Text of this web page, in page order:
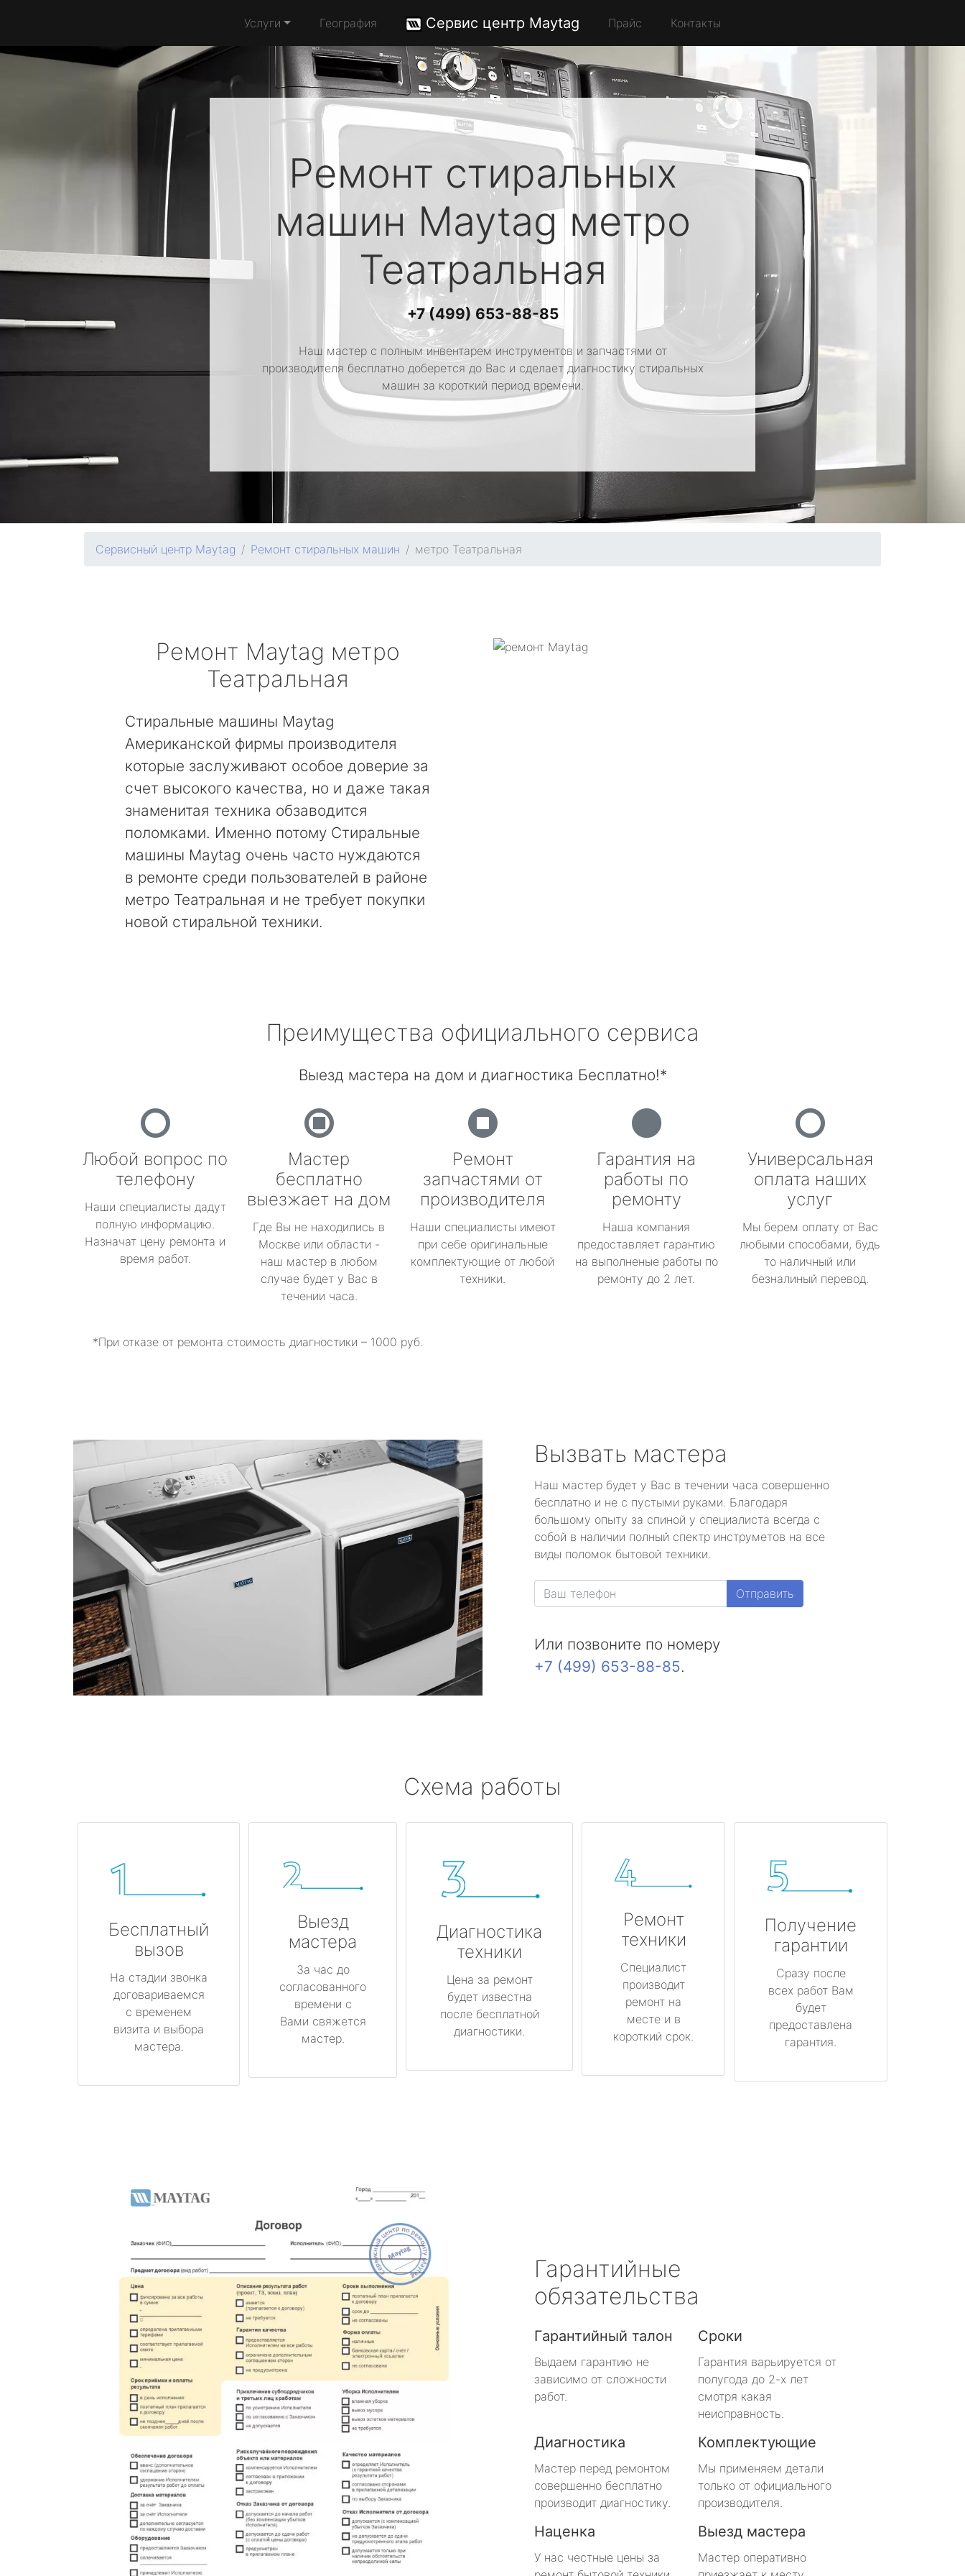
Услуги География Сервис центр Maytag Прайс Контакты
Ремонт стиральных
машин Maytagметро
Театральная
+7 (499) 653-88-85
Наш мастер с полным инвентарем инструментов и запчастями от
производителя бесплатно доберется до Вас и сделает диагностику стиральных
машин за короткий период времени.
Сервисный центр Maytag Ремонт стиральных машин метро Театральная
Ремонт Maytag метро
Театральная
Стиральные машины Maytag
Американской фирмы производителя
которые заслуживают особое доверие за
счет высокого качества, но и даже такая
знаменитая техника обзаводится
поломками. Именно потому Стиральные
машины Maytag очень часто нуждаются
в ремонте среди пользователей в районе
метро Театральная и не требует покупки
новой стиральной техники.
Преимущества официального сервиса
Выезд мастера на дом и диагностика Бесплатно!*
Любой вопрос по
телефону
Наши специалисты дадут
полную информацию.
Назначат цену ремонта и
время работ.
Мастер
бесплатно
выезжает на дом
Где Вы не находились в
Москве или области -
наш мастер в любом
случае будет у Вас в
течении часа.
Ремонт
запчастями от
производителя
Наши специалисты имеют
при себе оригинальные
комплектующие от любой
техники.
Гарантия на
работы по
ремонту
Наша компания
предоставляет гарантию
на выполненые работы по
ремонту до 2 лет.
Универсальная
оплата наших
услуг
Мы берем оплату от Вас
любыми способами, будь
то наличный или
безналиный перевод.
*При отказе от ремонта стоимость диагностики – 1000 руб.
Вызвать мастера
Наш мастер будет у Вас в течении часа совершенно
бесплатно и не с пустыми руками. Благодаря
большому опыту за спиной у специалиста всегда с
собой в наличии полный спектр инструметов на все
виды поломок бытовой техники.
Отправить
Или позвоните по номеру
+7 (499) 653-88-85.
Схема работы
Бесплатный
вызов
На стадии звонка
договариваемся
с временем
визита и выбора
мастера.
Выезд
мастера
За час до
согласованного
времени с
Вами свяжется
мастер.
Диагностика
техники
Цена за ремонт
будет известна
после бесплатной
диагностики.
Ремонт
техники
Специалист
производит
ремонт на
месте и в
короткий срок.
Получение
гарантии
Сразу после
всех работ Вам
будет
предоставлена
гарантия.
Гарантийные
обязательства
Гарантийный талон
Выдаем гарантию не
зависимо от сложности
работ.
Сроки
Гарантия варьируется от
полугода до 2-х лет
смотря какая
неисправность.
Диагностика
Мастер перед ремонтом
совершенно бесплатно
производит диагностику.
Комплектующие
Мы применяем детали
только от официального
производителя.
Наценка
У нас честные цены за
Выезд мастера
Мастер оперативно